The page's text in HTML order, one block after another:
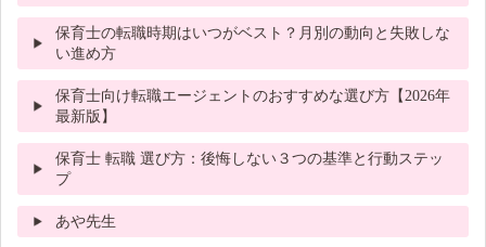
保育士の転職時期はいつがベスト？月別の動向と失敗しな
い進め方
保育士向け転職エージェントのおすすめな選び方【2026年
最新版】
保育士 転職 選び方：後悔しない３つの基準と行動ステッ
プ
あや先生